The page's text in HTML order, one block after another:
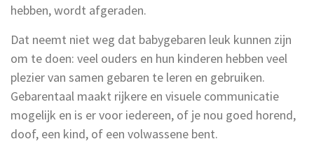
hebben, wordt afgeraden.
Dat neemt niet weg dat babygebaren leuk kunnen zijn
om te doen: veel ouders en hun kinderen hebben veel
plezier van samen gebaren te leren en gebruiken.
Gebarentaal maakt rijkere en visuele communicatie
mogelijk en is er voor iedereen, of je nou goed horend,
doof, een kind, of een volwassene bent.